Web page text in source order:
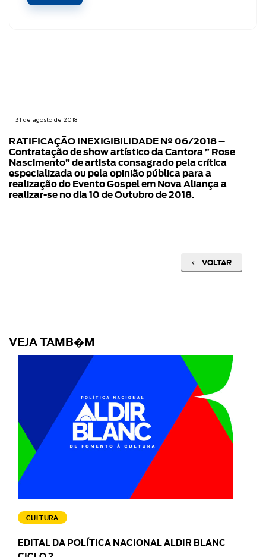
31 de agosto de 2018
RATIFICAÇÃO INEXIGIBILIDADE Nº 06/2018 –
Contratação de show artístico da Cantora ” Rose
Nascimento” de artista consagrado pela crítica
especializada ou pela opinião pública para a
realização do Evento Gospel em Nova Aliança a
realizar-se no dia 10 de Outubro de 2018.
VOLTAR
VEJA TAMB�M
CULTURA
EDITAL DA POLÍTICA NACIONAL ALDIR BLANC